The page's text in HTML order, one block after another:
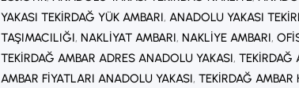
YAKASI TEKIRDAĞ YÜK AMBARI, ANADOLU YAKASI
TAŞIMACILIĞI, NAKLIYAT AMBARI, NAKLIYE AMBARI,
TEKIRDAĞ AMBAR ADRES ANADOLU YAKASI, TEKIRDAĞ
AMBAR FIYATLARI ANADOLU YAKASI, TEKIRDAĞ AMBAR